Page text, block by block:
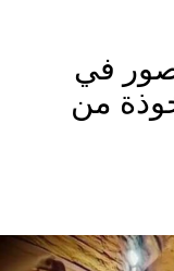
صور في
4” مأخوذة من